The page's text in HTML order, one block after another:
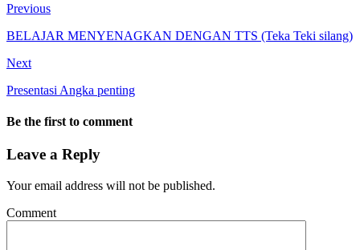
Previous
BELAJAR MENYENAGKAN DENGAN TTS (Teka Teki silang)
Next
Presentasi Angka penting
Be the first to comment
Leave a Reply
Your email address will not be published.
Comment